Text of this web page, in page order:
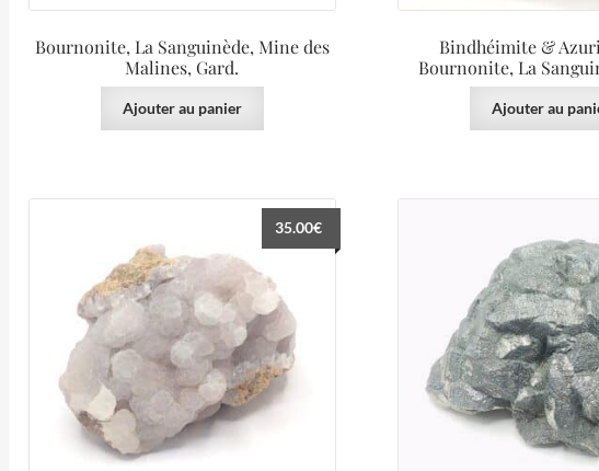
Bournonite, La Sanguinède, Mine des
Malines, Gard.
Ajouter au panier
Bindhéimite &
Bournonite, La
Ajouter au
35.00€